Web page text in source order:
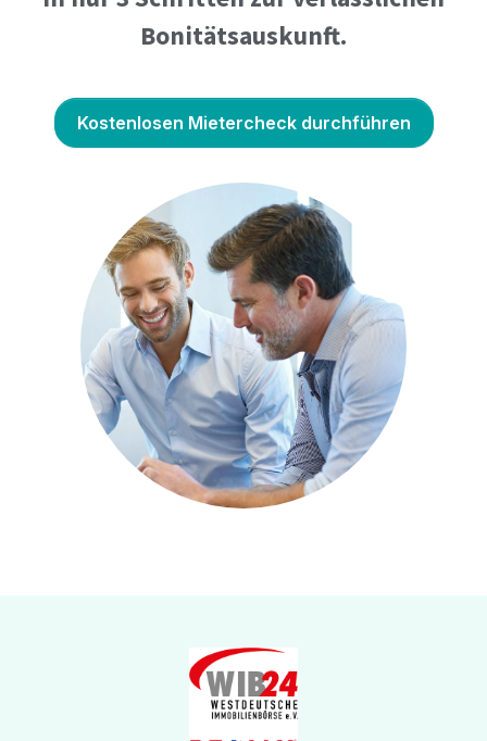
Bonitätsauskunft.
Kostenlosen Mietercheck durchführen